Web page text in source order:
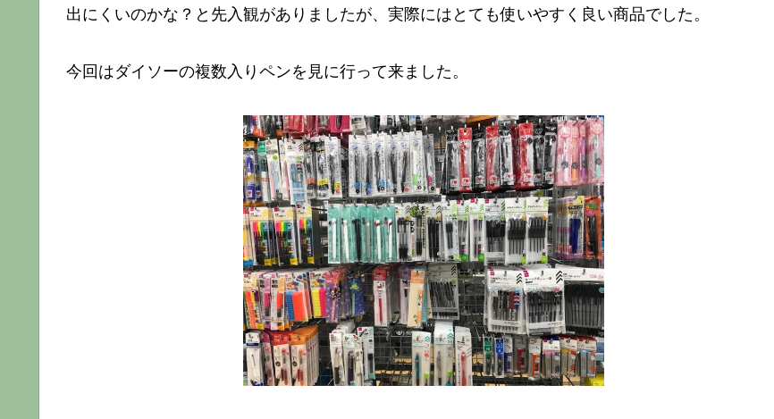
出にくいのかな？と先入観がありましたが、実際にはとても使いやすく良い商品でした。
今回はダイソーの複数入りペンを見に行って来ました。